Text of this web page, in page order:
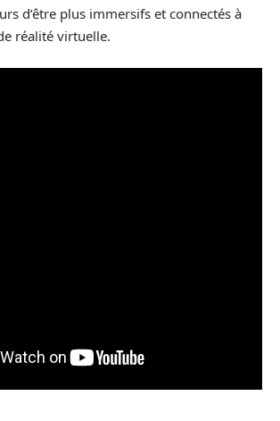
d’être plus immersifs et connectés à
réalité virtuelle.